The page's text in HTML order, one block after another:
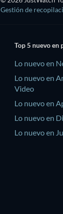
Gestión de
Top 5 nuevo en
Lo nuevo en
Lo nuevo en
Video
Lo nuevo en
Lo nuevo en
Lo nuevo en